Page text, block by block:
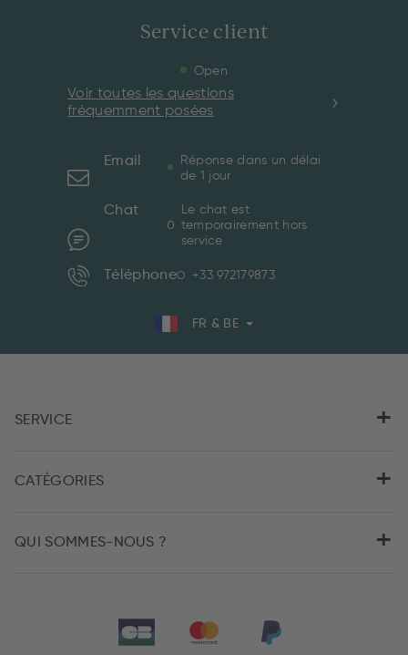
Service client
Open
Voir toutes les questions
fréquemment posées
Email
Réponse dans un délai
de 1 jour
Chat
Le chat est
temporairement hors
service
Téléphone +33 972179873
FR & BE
SERVICE
CATÉGORIES
QUI SOMMES-NOUS ?